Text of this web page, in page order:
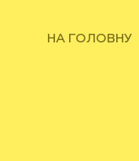
НА ГОЛОВНУ